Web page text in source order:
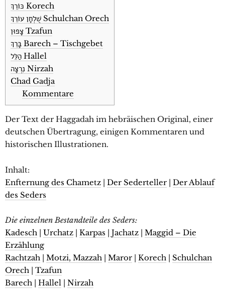
כּוֹרֵךְ Korech
שֻׁלְחָן עוֹרֵךְ Schulchan Orech
צָפוּן Tzafun
בָּרֵךְ Barech – Tischgebet
הַלֵּל Hallel
נִרְצָה Nirzah
Chad Gadja
Kommentare
Der Text der Haggadah im hebräischen Original, einer
deutschen Übertragung, einigen Kommentaren und
historischen Illustrationen.
Inhalt:
Enfternung des Chametz
Der Sederteller
Der Ablauf
des Seders
Die einzelnen Bestandteile des Seders:
Kadesch
Urchatz Karpas Jachatz
Maggid – Die
Erzählung
Rachtzah
Motzi, Mazzah Maror Korech
Schulchan
Orech
Tzafun
Barech
Hallel
Nirzah